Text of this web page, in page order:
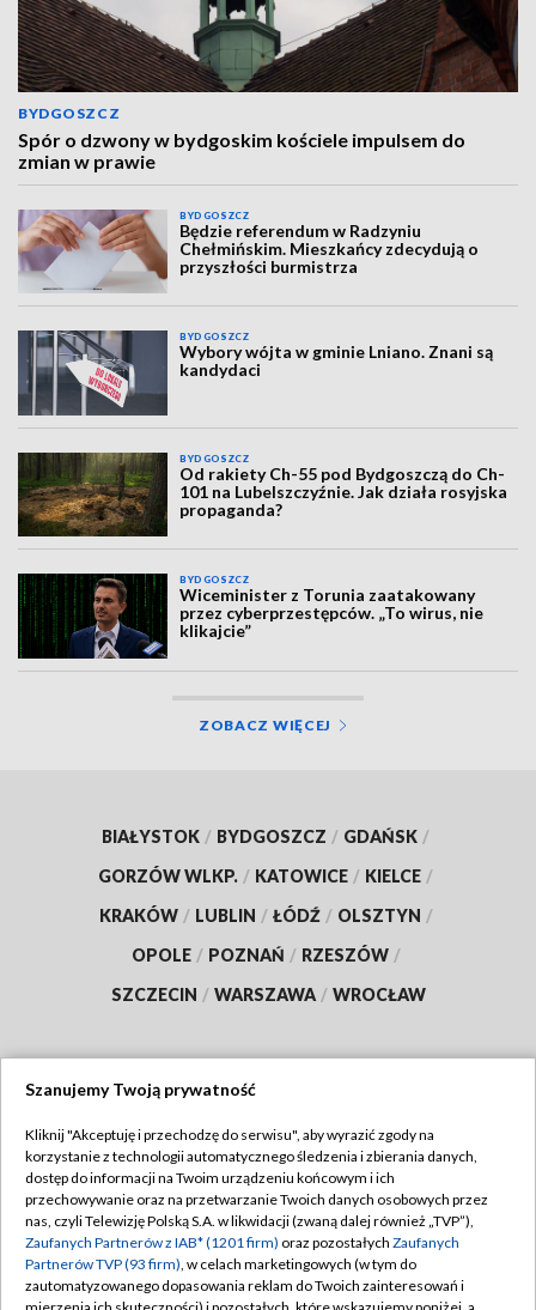
BYDGOSZCZ
Spór o dzwony w bydgoskim kościele impulsem do
zmian w prawie
BYDGOSZCZ
Będzie referendum w Radzyniu
Chełmińskim. Mieszkańcy zdecydują o
przyszłości burmistrza
BYDGOSZCZ
Wybory wójta w gminie Lniano. Znani są
kandydaci
BYDGOSZCZ
Od rakiety Ch-55 pod Bydgoszczą do Ch-
101 na Lubelszczyźnie. Jak działa rosyjska
propaganda?
BYDGOSZCZ
Wiceminister z Torunia zaatakowany
przez cyberprzestępców. „To wirus, nie
klikajcie”
ZOBACZ WIĘCEJ
BIAŁYSTOK / BYDGOSZCZ / GDAŃSK /
GORZÓW WLKP. / KATOWICE / KIELCE /
KRAKÓW / LUBLIN / ŁÓDŹ / OLSZTYN /
OPOLE / POZNAŃ / RZESZÓW /
SZCZECIN / WARSZAWA / WROCŁAW
TVP
Abonament TVP
Emisja w TVP
Centrum informacji TVP
Regulamin TVP
Polityka prywatności
Moje zgody
Szanujemy Twoją prywatność
Kliknij "Akceptuję i przechodzę do serwisu", aby wyrazić zgody na
korzystanie z technologii automatycznego śledzenia i zbierania danych,
dostęp do informacji na Twoim urządzeniu końcowym i ich
przechowywanie oraz na przetwarzanie Twoich danych osobowych przez
nas, czyli Telewizję Polską S.A. w likwidacji (zwaną dalej również „TVP”),
Zaufanych Partnerów z IAB* (1201 firm) oraz pozostałych Zaufanych
Partnerów TVP (93 firm), w celach marketingowych (w tym do
zautomatyzowanego dopasowania reklam do Twoich zainteresowań i